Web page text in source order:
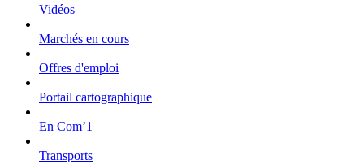
Vidéos
Marchés en cours
Offres d'emploi
Portail cartographique
En Com’1
Transports